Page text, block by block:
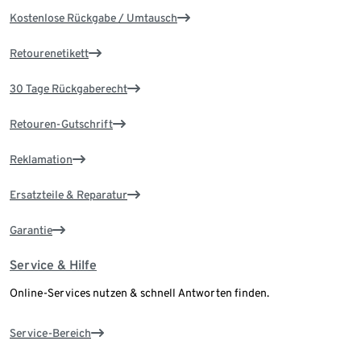
Kostenlose Rückgabe / Umtausch
Retourenetikett
30 Tage Rückgaberecht
Retouren-Gutschrift
Reklamation
Ersatzteile & Reparatur
Garantie
Service & Hilfe
Online-Services nutzen & schnell Antworten finden.
Service-Bereich